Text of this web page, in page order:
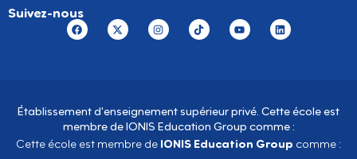
Suivez-nous
Établissement d'enseignement supérieur privé. Cette école est
membre de IONIS Education Group comme :
Cette école est membre de IONIS Education Group comme :